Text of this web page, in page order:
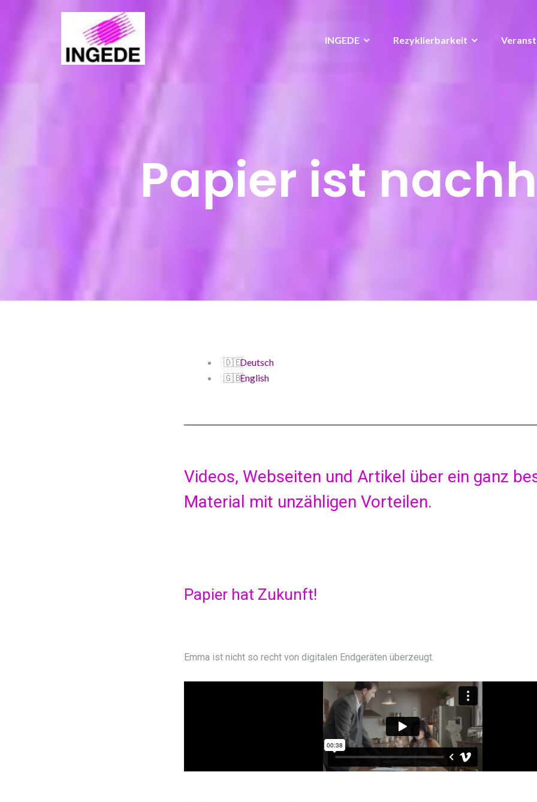
INGEDE Rezyklierbarkeit
Papier ist
Deutsch
English
Videos, Webseiten und Artikel über ein ganz
Material mit unzähligen Vorteilen.
Papier hat Zukunft!
Emma ist nicht so recht von digitalen Endgeräten überzeugt.